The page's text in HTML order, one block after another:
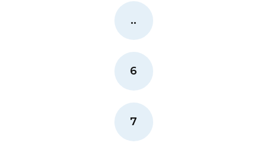
..
6
7